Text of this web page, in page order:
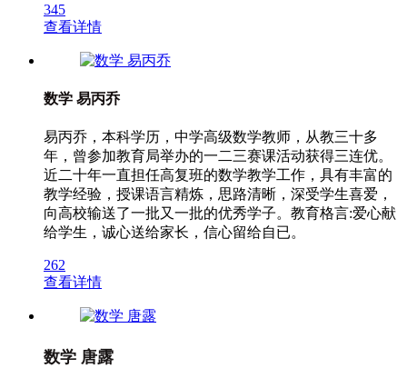
345
查看详情
数学 易丙乔
易丙乔，本科学历，中学高级数学教师，从教三十多
年，曾参加教育局举办的一二三赛课活动获得三连优。
近二十年一直担任高复班的数学教学工作，具有丰富的
教学经验，授课语言精炼，思路清晰，深受学生喜爱，
向高校输送了一批又一批的优秀学子。教育格言:爱心献
给学生，诚心送给家长，信心留给自已。
262
查看详情
数学 唐露